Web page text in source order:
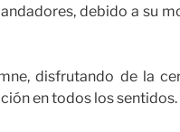
debido a su
disfrutando de la
en todos los sentidos.